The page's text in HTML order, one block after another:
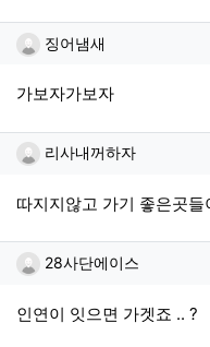
징어냄새님의
징어냄새
가보자가보자
리사내꺼하자
리사내꺼하자
따지지않고 가기 좋은곳들
28사단에이스
28사단에이스
인연이 잇으면 가겟죠 .. ?